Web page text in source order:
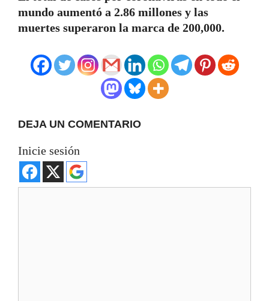
mundo aumentó a 2.86 millones y las
muertes superaron la marca de 200,000.
DEJA UN COMENTARIO
Inicie sesión